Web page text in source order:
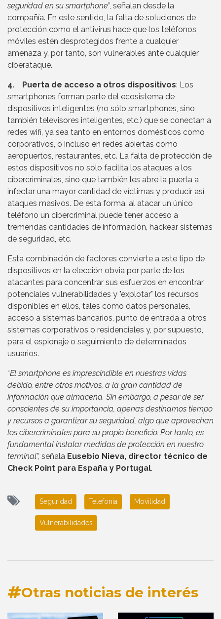
seguridad en su smartphone”, señalan desde la
compañía. En este sentido, la falta de soluciones de
protección como el antivirus hace que los teléfonos
móviles estén desprotegidos frente a cualquier
amenaza y, por tanto, son vulnerables ante cualquier
ciberataque.
4. Puerta de acceso a otros dispositivos: Los
smartphones forman parte del ecosistema de
dispositivos inteligentes (no sólo smartphones, sino
también televisores inteligentes, etc.) que se conectan a
redes wifi, ya sea tanto en entornos domésticos como
corporativos, o incluso en redes abiertas como
aeropuertos, restaurantes, etc. La falta de protección de
estos dispositivos no sólo facilita los ataques a los
cibercriminales, sino que también les abre la puerta a
infectar una mayor cantidad de víctimas y producir así
ataques masivos. De esta forma, al atacar un único
teléfono un cibercriminal puede tener acceso a
tremendas cantidades de información, hackear sistemas
de seguridad, etc.
Esta combinación de factores convierte a este tipo de
dispositivos en la elección obvia por parte de los
atacantes para concentrar sus esfuerzos en encontrar
potenciales vulnerabilidades y "explotar" los recursos
disponibles en ellos, tales como datos personales,
acceso a sistemas bancarios, punto de entrada a otros
sistemas corporativos o residenciales y, por supuesto,
para el espionaje o seguimiento de determinados
usuarios.
“El smartphone es imprescindible en nuestras vidas
debido, entre otros motivos, a la gran cantidad de
información que almacena. Sin embargo, a pesar de ser
conscientes de su importancia, apenas destinamos tiempo
y recursos a garantizar su seguridad, algo que aprovechan
los cibercriminales para su propio beneficio. Por tanto, es
fundamental instalar medidas de protección en nuestro
terminal”, señala Eusebio Nieva, director técnico de
Check Point para España y Portugal.
Seguridad Telefonia Movilidad
Vulnerabilidades
Otras noticias de interés